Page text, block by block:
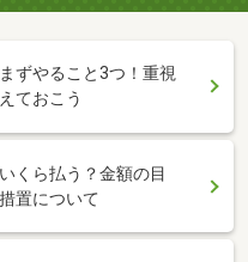
ずやること3つ！重視
ておこう
くら払う？金額の目
置について